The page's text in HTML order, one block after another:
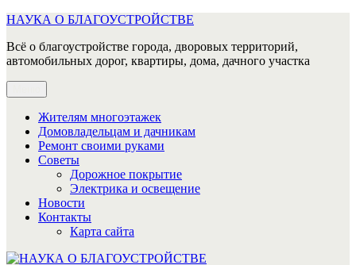
Перейти
содержимому
НАУКА О БЛАГОУСТРОЙСТВЕ
Всё о благоустройстве города, дворовых территорий,
автомобильных дорог, квартиры, дома, дачного участка
Жителям многоэтажек
Домовладельцам и дачникам
Ремонт своими руками
Советы
Дорожное покрытие
Электрика и освещение
Новости
Контакты
Карта сайта